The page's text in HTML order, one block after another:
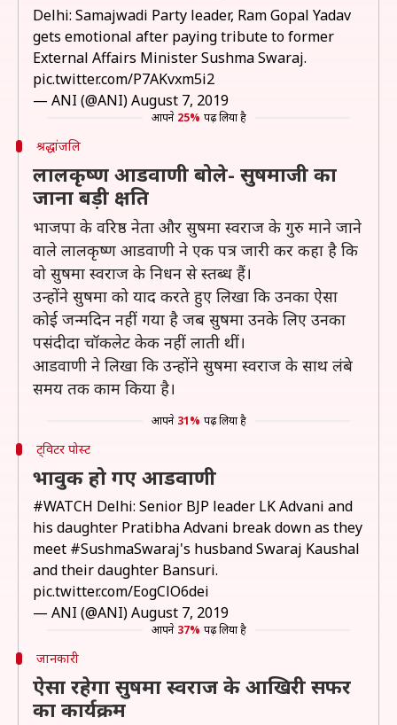
Delhi: Samajwadi Party leader, Ram Gopal Yadav
gets emotional after paying tribute to former
External Affairs Minister Sushma Swaraj.
pic.twitter.com/P7AKvxm5i2
— ANI (@ANI)August 7, 2019
आपने 25% पढ़ लिया है
श्रद्धांजलि
लालकृष्ण आडवाणी बोले- सुषमाजी का
जाना बड़ी क्षति
भाजपा के वरिष्ठ नेता और सुषमा स्वराज के गुरु माने जाने
वाले लालकृष्ण आडवाणी ने एक पत्र जारी कर कहा है कि
वो सुषमा स्वराज के निधन से स्तब्ध हैं।
उन्होंने सुषमा को याद करते हुए लिखा कि उनका ऐसा
कोई जन्मदिन नहीं गया है जब सुषमा उनके लिए उनका
पसंदीदा चॉकलेट केक नहीं लाती थीं।
आडवाणी ने लिखा कि उन्होंने सुषमा स्वराज के साथ लंबे
समय तक काम किया है।
आपने 31% पढ़ लिया है
ट्विटर पोस्ट
भावुक हो गए आडवाणी
#WATCH Delhi: Senior BJP leader LK Advani and
his daughter Pratibha Advani break down as they
meet #SushmaSwaraj's husband Swaraj Kaushal
and their daughter Bansuri.
pic.twitter.com/EogClO6dei
— ANI (@ANI)August 7, 2019
आपने 37% पढ़ लिया है
जानकारी
ऐसा रहेगा सुषमा स्वराज के आखिरी सफर
का कार्यक्रम